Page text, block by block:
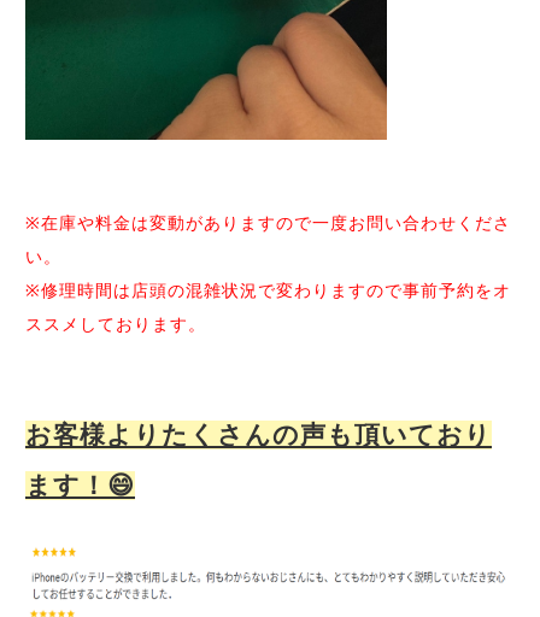
※在庫や料金は変動がありますので一度お問い合わせくださ
い。
※修理時間は店頭の混雑状況で変わりますので事前予約をオ
ススメしております。
お客様よりたくさんの声も頂いており
ます！😄